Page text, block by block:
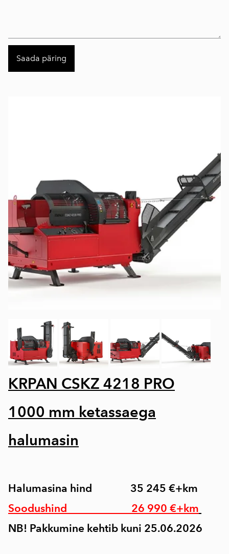
KRPAN CSKZ 4218 PRO
1000 mm ketassaega
halumasin
Halumasina hind 35 245 €+km
Soodushind 26 990 €+km
NB! Pakkumine kehtib kuni 25.06.2026